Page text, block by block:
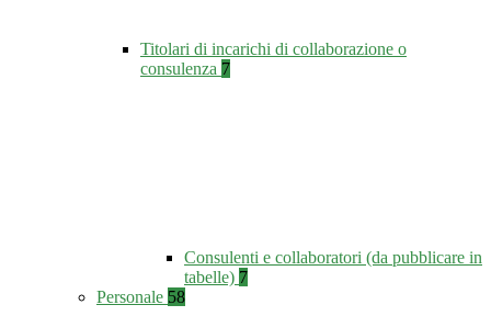
Titolari di incarichi di collaborazione o
consulenza 7
Consulenti e collaboratori (da pubblicare in
tabelle) 7
Personale 58